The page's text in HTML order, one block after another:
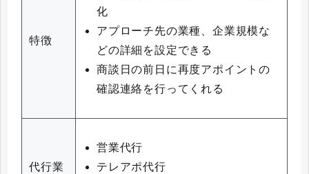
特徴
化
アプローチ先の業種、企業規模な
どの詳細を設定できる
商談日の前日に再度アポイントの
確認連絡を行ってくれる
代行業
営業代行
テレアポ代行